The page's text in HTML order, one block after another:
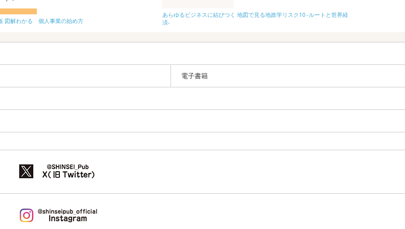
図解わかる 個人事業の始め方
あらゆるビジネスに結びつく 地図で見る地政学リスク10 -ルートと世界経
済-
電子書籍